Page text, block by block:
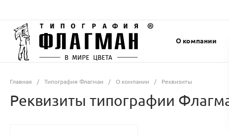
О компании
Главная / Типография Флагман / О компании / Реквизиты
Реквизиты типографии